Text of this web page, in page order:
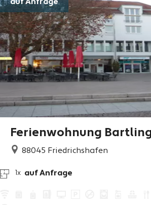
Ferienwohnung Bartling
88045 Friedrichshafen
1x auf Anfrage
auf Anfrage